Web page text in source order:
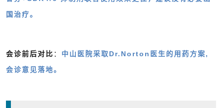
国治疗。
会诊前后对比 ： 中山医院采取Dr.Norton医生的用药方案,
会诊意见落地。